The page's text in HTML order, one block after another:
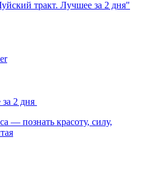
2 дня
— познать красоту, силу,